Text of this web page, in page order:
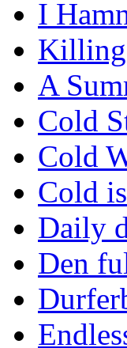
I
Killing
A
Cold
Cold
Cold
Daily
Den